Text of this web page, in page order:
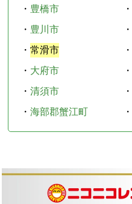
・ 豊橋市 ・
・ 豊川市 ・
・ 常滑市 ・
・ 大府市 ・
・ 清須市 ・
・ 海部郡蟹江町 ・